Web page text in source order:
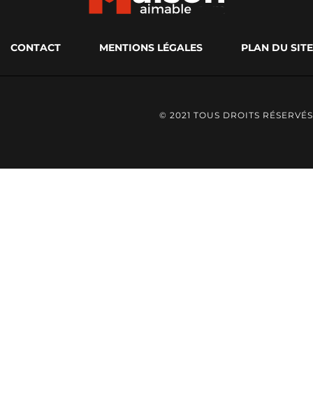
CONTACT MENTIONS LÉGALES PLAN DU SITE
© 2021 TOUS DROITS RÉSERVÉS